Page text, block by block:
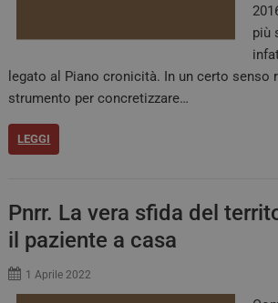
più
legato al Piano cronicità. In un certo senso
strumento per concretizzare…
LEGGI
Pnrr. La vera sfida del
il paziente a casa
1 Aprile 2022